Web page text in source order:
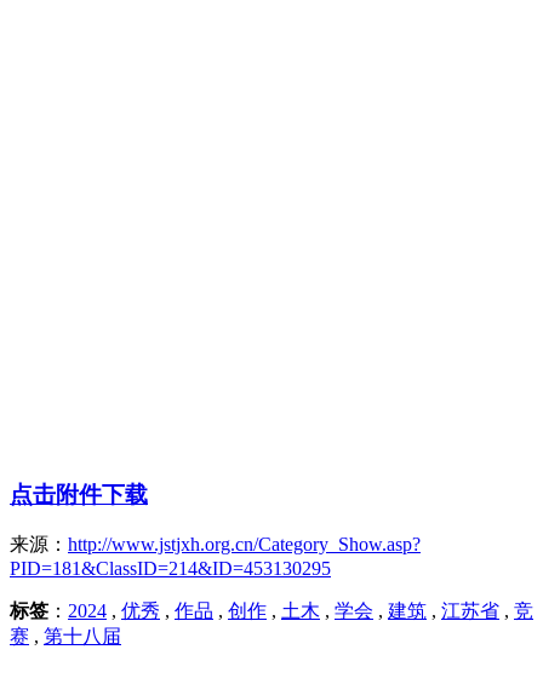
点击附件下载
来源： http://www.jstjxh.org.cn/Category_Show.asp?
PID=181&ClassID=214&ID=453130295
标签 ： 2024 , 优秀 , 作品 , 创作 , 土木 , 学会 , 建筑 , 江苏省 , 竞
赛 , 第十八届